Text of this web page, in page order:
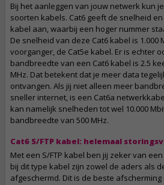
Bij het aanleggen van jouw netwerk kun
soorten kabels. Cat6 geeft de snelheid
kabel aan, waarbij een hoger nummer
De snelheid van deze Cat6 kabel is
voorganger, de Cat5e kabel. Er is echter
bandbreedte van een Cat6 kabel is 2.5
MHz. Dat betekent dat je meer data
ontvangen. Als jij niet alleen meer
sneller internet, is een Cat6a
kan namelijk snelheden tot wel 10.000
bandbreedte van 500 MHz.
Cat6 S/FTP kabel: helemaal
Met een S/FTP kabel ben jij zeker van
bij dit type kabel zijn zowel de aders als
afgeschermd. Dit is de beste